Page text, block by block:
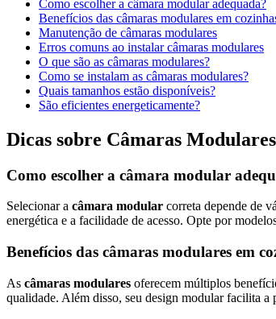
Como escolher a câmara modular adequada?
Benefícios das câmaras modulares em
Manutenção de câmaras modulares
Erros comuns ao instalar câmaras modulares
O que são as câmaras modulares?
Como se instalam as câmaras modulares?
Quais tamanhos estão disponíveis?
São eficientes energeticamente?
Dicas sobre Câmaras Modulares
Como escolher a câmara modular
Selecionar a câmara modular correta depende de
energética e a facilidade de acesso. Opte por
Benefícios das câmaras modulares em
As câmaras modulares oferecem múltiplos
qualidade. Além disso, seu design modular facilita a